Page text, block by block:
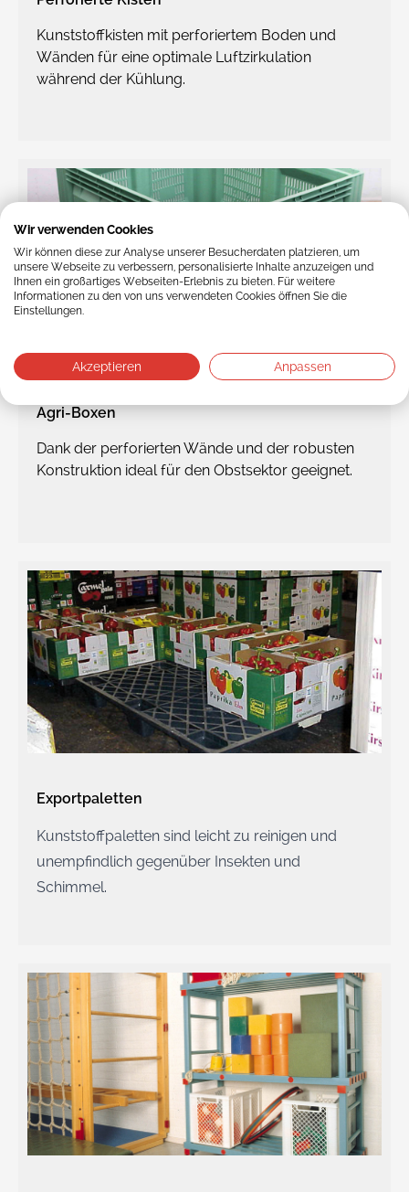
Kunststoffkisten mit perforiertem Boden und
Wänden für eine optimale Luftzirkulation
während der Kühlung.
Agri-Boxen
Dank der perforierten Wände und der robusten
Konstruktion ideal für den Obstsektor geeignet.
Exportpaletten
Kunststoffpaletten sind leicht zu reinigen und
unempfindlich gegenüber Insekten und
Schimmel.
Wir verwenden Cookies
Wir können diese zur Analyse unserer Besucherdaten platzieren, um
unsere Webseite zu verbessern, personalisierte Inhalte anzuzeigen und
Ihnen ein großartiges Webseiten-Erlebnis zu bieten. Für weitere
Informationen zu den von uns verwendeten Cookies öffnen Sie die
Einstellungen.
Akzeptieren Anpassen